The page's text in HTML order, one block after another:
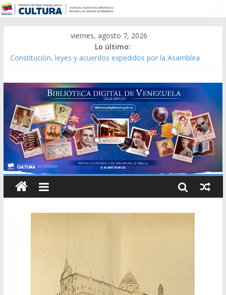
viernes, agosto 7, 2026
Lo último:
Constitución, leyes y acuerdos expedidos por la Asamblea
Modesta Bor Sánchez [material gráfico]
Gaceta Oficial de la República de Venezuela año CXXXIII Mes V,
Caracas 09 de marzo de 2006 N° 38.394
Catálogo temático de obras de Modesta Bor